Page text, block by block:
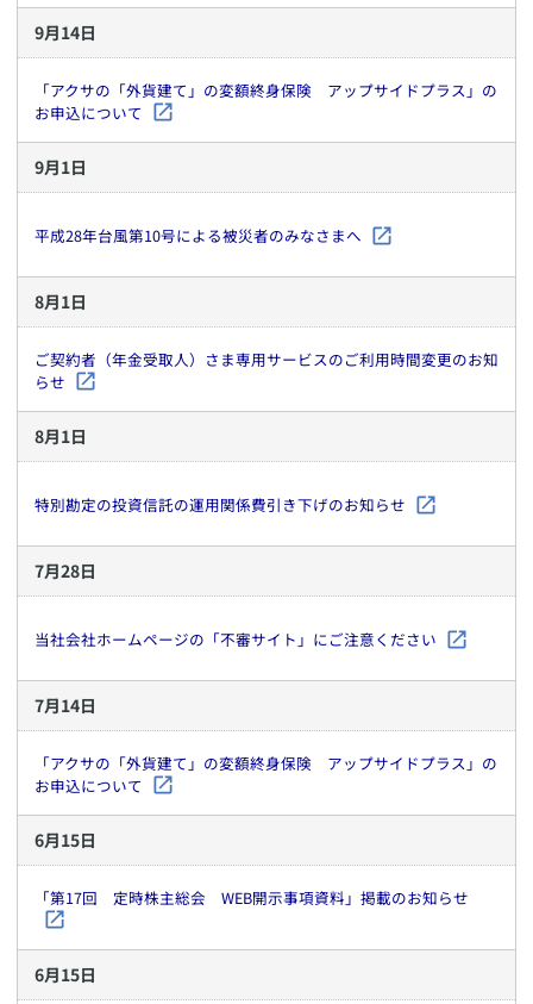
9月14日
「アクサの「外貨建て」の変額終身保険 アップサイドプラス」の
お申込について
9月1日
平成28年台風第10号による被災者のみなさまへ
8月1日
ご契約者（年金受取人）さま専用サービスのご利用時間変更のお知
らせ
8月1日
特別勘定の投資信託の運用関係費引き下げのお知らせ
7月28日
当社会社ホームページの「不審サイト」にご注意ください
7月14日
「アクサの「外貨建て」の変額終身保険 アップサイドプラス」の
お申込について
6月15日
「第17回 定時株主総会 WEB開示事項資料」掲載のお知らせ
6月15日